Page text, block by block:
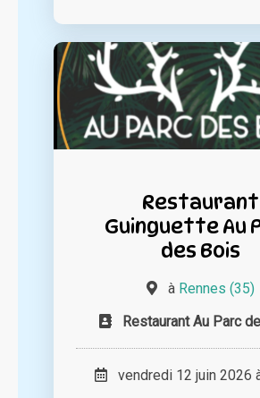
Restaurant
Guinguette Au
des Bois
à Rennes (35)
Restaurant Au Parc
vendredi 12 juin 2026